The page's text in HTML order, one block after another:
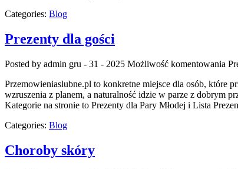
Categories: Blog
Prezenty dla gości
Posted by admin gru - 31 - 2025 Możliwość komentowania
Przemowieniaslubne.pl to konkretne miejsce dla osób, które
wzruszenia z planem, a naturalność idzie w parze z dobrym
Kategorie na stronie to Prezenty dla Pary Młodej i Lista
Categories: Blog
Choroby skóry